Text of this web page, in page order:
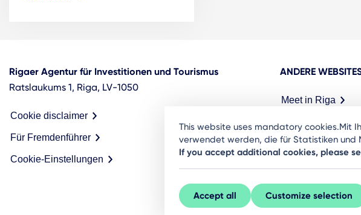
Rigaer Agentur für Investitionen und Tourismus
Ratslaukums 1, Riga, LV-1050
Cookie disclaimer
Für Fremdenführer
Cookie-Einstellungen
ANDERE
Meet in Riga
This website uses mandatory cookies.Mit
verwendet werden, die für Statistiken und
If you accept additional cookies, please
Accept all Customize selection